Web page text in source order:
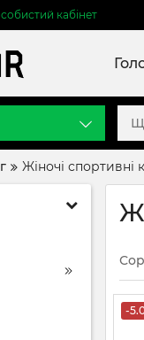
кабінет
Жіночі спортивні
-